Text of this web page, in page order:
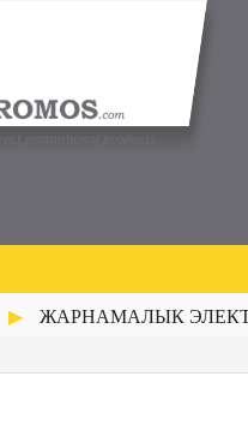
ЖАРНАМАЛЫК